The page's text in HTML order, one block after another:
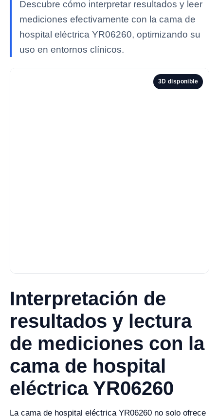
Descubre cómo interpretar resultados y leer
mediciones efectivamente con la cama de
hospital eléctrica YR06260, optimizando su
uso en entornos clínicos.
3D disponible
Interpretación de
resultados y lectura
de mediciones con la
cama de hospital
eléctrica YR06260
La cama de hospital eléctrica YR06260 no solo ofrece